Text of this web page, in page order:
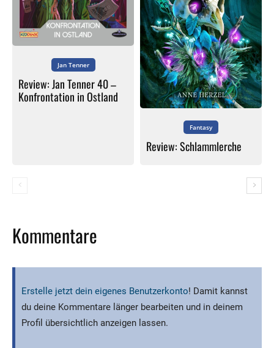
Jan Tenner
Review: Jan Tenner 40 –
Konfrontation in Ostland
Fantasy
Review: Schlammlerche
Kommentare
Erstelle jetzt dein eigenes Benutzerkonto! Damit kannst
du deine Kommentare länger bearbeiten und in deinem
Profil übersichtlich anzeigen lassen.